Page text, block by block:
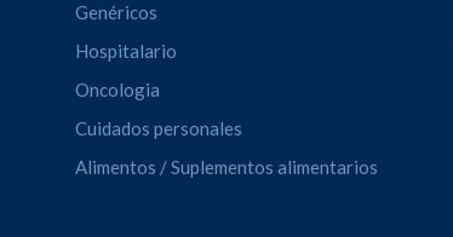
Genéricos
Hospitalario
Oncologia
Cuidados personales
Alimentos / Suplementos alimentarios